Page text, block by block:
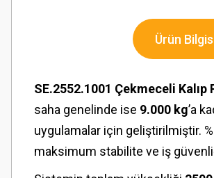
Ürün
SE.2552.1001 Çekmeceli Kalıp
saha genelinde ise 9.000 kg’a
uygulamalar için geliştirilmiştir.
maksimum stabilite ve iş